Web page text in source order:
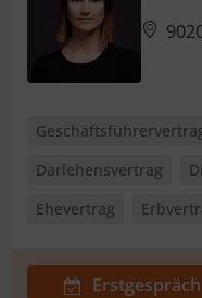
Darlehensvertrag
Ehevertrag
Erstgespräch